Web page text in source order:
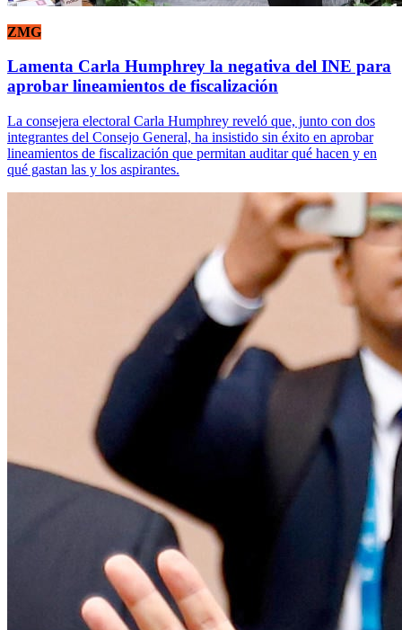
ZMG
Lamenta Carla Humphrey la negativa del INE para
aprobar lineamientos de fiscalización
La consejera electoral Carla Humphrey reveló que, junto con dos
integrantes del Consejo General, ha insistido sin éxito en aprobar
lineamientos de fiscalización que permitan auditar qué hacen y en
qué gastan las y los aspirantes.